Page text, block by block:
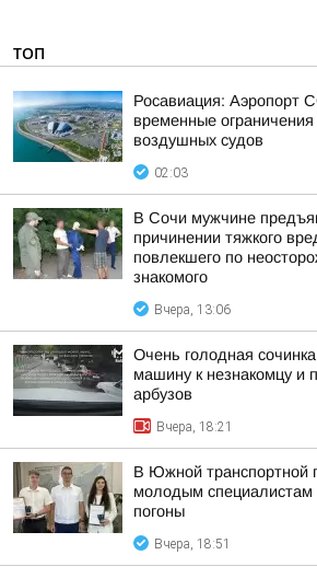
ТОП
Росавиация:
временные
воздушных судов
02:03
В Сочи мужчине
причинении тяжкого
повлекшего по
знакомого
Вчера, 13:06
Очень голодная
машину к незнакомцу и
арбузов
Вчера, 18:21
В Южной транспортной
молодым специалистам
погоны
Вчера, 18:51